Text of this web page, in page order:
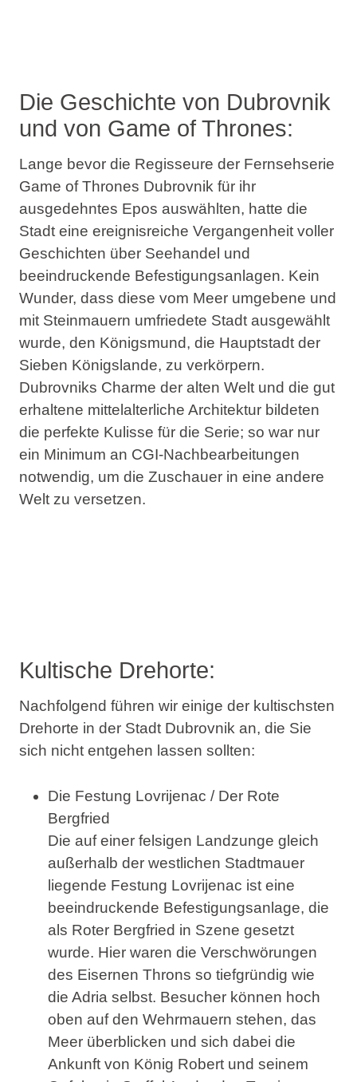
Die Geschichte von Dubrovnik
und von Game of Thrones:
Lange bevor die Regisseure der Fernsehserie
Game of Thrones Dubrovnik für ihr
ausgedehntes Epos auswählten, hatte die
Stadt eine ereignisreiche Vergangenheit voller
Geschichten über Seehandel und
beeindruckende Befestigungsanlagen. Kein
Wunder, dass diese vom Meer umgebene und
mit Steinmauern umfriedete Stadt ausgewählt
wurde, den Königsmund, die Hauptstadt der
Sieben Königslande, zu verkörpern.
Dubrovniks Charme der alten Welt und die gut
erhaltene mittelalterliche Architektur bildeten
die perfekte Kulisse für die Serie; so war nur
ein Minimum an CGI-Nachbearbeitungen
notwendig, um die Zuschauer in eine andere
Welt zu versetzen.
Kultische Drehorte:
Nachfolgend führen wir einige der kultischsten
Drehorte in der Stadt Dubrovnik an, die Sie
sich nicht entgehen lassen sollten:
Die Festung Lovrijenac / Der Rote
Bergfried
Die auf einer felsigen Landzunge gleich
außerhalb der westlichen Stadtmauer
liegende Festung Lovrijenac ist eine
beeindruckende Befestigungsanlage, die
als Roter Bergfried in Szene gesetzt
wurde. Hier waren die Verschwörungen
des Eisernen Throns so tiefgründig wie
die Adria selbst. Besucher können hoch
oben auf den Wehrmauern stehen, das
Meer überblicken und sich dabei die
Ankunft von König Robert und seinem